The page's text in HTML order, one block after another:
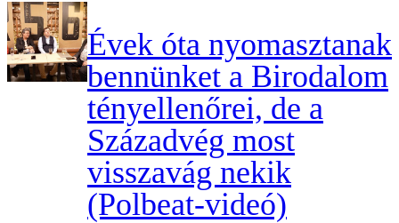
Évek óta nyomasztanak
bennünket a Birodalom
tényellenőrei, de a
Századvég most
visszavág nekik
(Polbeat-videó)